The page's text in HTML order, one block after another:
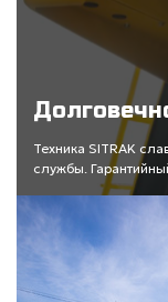
Техника SITRAK
службы.